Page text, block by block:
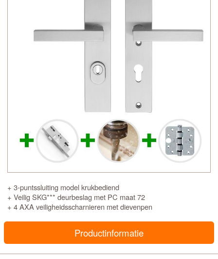
+ 3-puntssluiting model krukbediend
+ Veilig SKG*** deurbeslag met PC maat 72
+ 4 AXA veiligheidsscharnieren met dievenpen
Productinformatie